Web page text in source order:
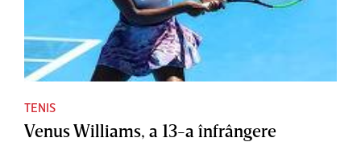
TENIS
Venus Williams, a 13-a înfrângere